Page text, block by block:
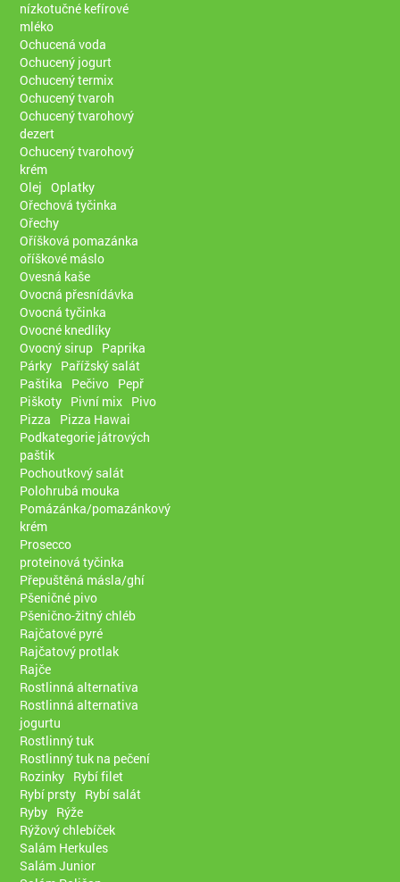
nízkotučné kefírové
mléko
Ochucená voda
Ochucený jogurt
Ochucený termix
Ochucený tvaroh
Ochucený tvarohový
dezert
Ochucený tvarohový
krém
Olej Oplatky
Ořechová tyčinka
Ořechy
Oříšková pomazánka
oříškové máslo
Ovesná kaše
Ovocná přesnídávka
Ovocná tyčinka
Ovocné knedlíky
Ovocný sirup Paprika
Párky Pařížský salát
Paštika
Pečivo Pepř
Piškoty Pivní mix Pivo
Pizza
Pizza Hawai
Podkategorie játrových
paštik
Pochoutkový salát
Polohrubá mouka
Pomázánka/pomazánkový
krém
Prosecco
proteinová tyčinka
Přepuštěná másla/ghí
Pšeničné pivo
Pšenično-žitný chléb
Rajčatové pyré
Rajčatový protlak
Rajče
Rostlinná alternativa
Rostlinná alternativa
jogurtu
Rostlinný tuk
Rostlinný tuk na pečení
Rozinky Rybí filet
Rybí prsty Rybí salát
Ryby Rýže
Rýžový chlebíček
Salám Herkules
Salám Junior